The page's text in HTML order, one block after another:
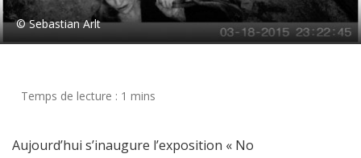
© Sebastian Arlt
Aujourd’hui s’inaugure l’exposition « No